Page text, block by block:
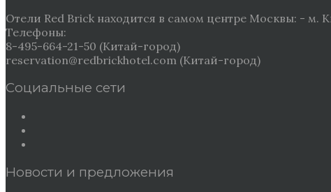
Отели Red Brick находится в самом центре Москвы: - м.
Телефоны:
8-495-664-21-50 (Китай-город)
reservation@redbrickhotel.com (Китай-город)
Социальные сети
Новости и предложения